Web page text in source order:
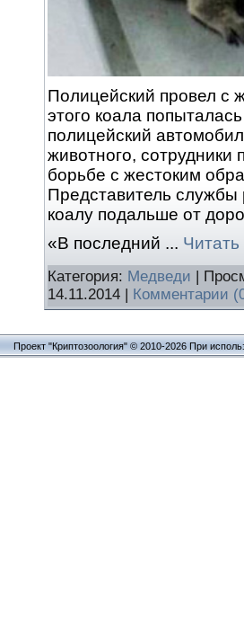
Полицейский провел с
этого коала
полицейский
животного, сотрудники
борьбе с жестоким
Представитель службы
коалу подальше от
«В последний ...
Категория: Медведи |
14.11.2014 | Комментарии
Проект "Криптозоология" © 2010-2026 При